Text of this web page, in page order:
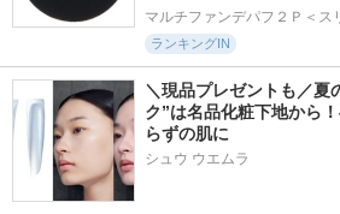
マルチファンデパフ２Ｐ＜ス
ランキングIN
＼現品プレゼントも／夏
ク”は名品化粧下地から
らずの肌に
シュウ ウエムラ